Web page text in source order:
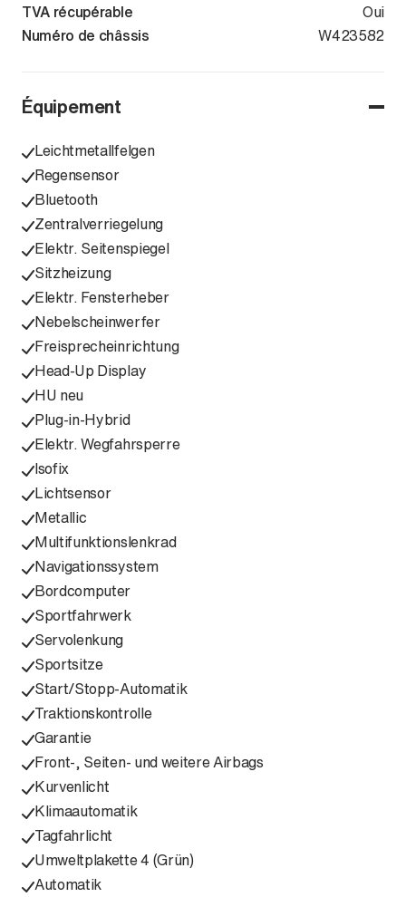
TVA récupérable
Oui
Numéro de châssis
WVWZZZCD2SW423582
Équipement
Leichtmetallfelgen
Regensensor
Bluetooth
Zentralverriegelung
Elektr. Seitenspiegel
Sitzheizung
Elektr. Fensterheber
Nebelscheinwerfer
Freisprecheinrichtung
Head-Up Display
HU neu
Plug-in-Hybrid
Elektr. Wegfahrsperre
Isofix
Lichtsensor
Metallic
Multifunktionslenkrad
Navigationssystem
Bordcomputer
Sportfahrwerk
Servolenkung
Sportsitze
Start/Stopp-Automatik
Traktionskontrolle
Garantie
Front-, Seiten- und weitere Airbags
Kurvenlicht
Klimaautomatik
Tagfahrlicht
Umweltplakette 4 (Grün)
Automatik